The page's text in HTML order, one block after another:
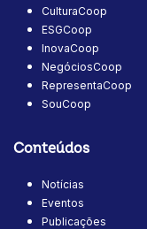
CulturaCoop
ESGCoop
InovaCoop
NegóciosCoop
RepresentaCoop
SouCoop
Conteúdos
Notícias
Eventos
Publicações